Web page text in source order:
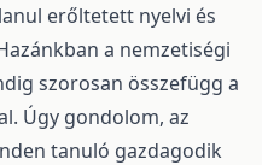
erőltetett nyelvi és
a nemzetiségi
szorosan összefügg a
Úgy gondolom, az
tanuló gazdagodik